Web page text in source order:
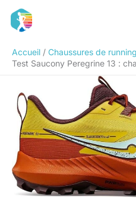
Accueil
Chaussures de running
Test Saucony Peregrine 13 :
Rechercher